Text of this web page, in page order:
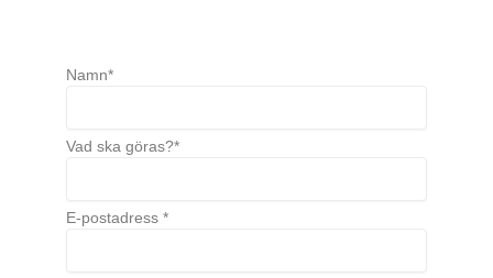
Namn*
Vad ska göras?*
E-postadress *